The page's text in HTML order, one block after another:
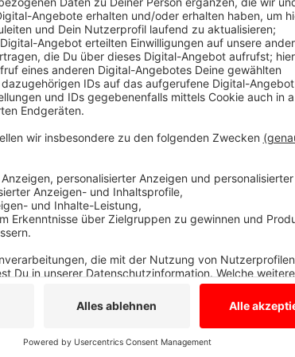
Diese Beiträge hast Du heute verpasst...
Anzeige
Anzeige